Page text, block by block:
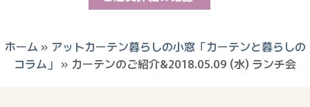
ホーム » アットカーテン暮らしの小窓「カーテンと暮らしの
コラム」 » カーテンのご紹介&2018.05.09 (水) ランチ会